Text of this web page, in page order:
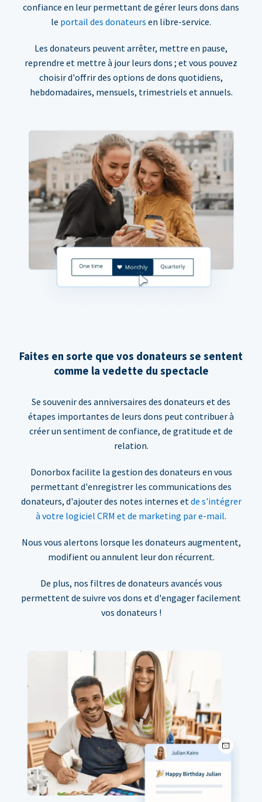
confiance en leur permettant de gérer leurs dons dans
le portail des donateurs en libre-service.
Les donateurs peuvent arrêter, mettre en pause,
reprendre et mettre à jour leurs dons ; et vous pouvez
choisir d'offrir des options de dons quotidiens,
hebdomadaires, mensuels, trimestriels et annuels.
Faites en sorte que vos donateurs se sentent
comme la vedette du spectacle
Se souvenir des anniversaires des donateurs et des
étapes importantes de leurs dons peut contribuer à
créer un sentiment de confiance, de gratitude et de
relation.
Donorbox facilite la gestion des donateurs en vous
permettant d'enregistrer les communications des
donateurs, d'ajouter des notes internes etde s'intégrer
à votre logiciel CRM et de marketing par e-mail.
Nous vous alertons lorsque les donateurs augmentent,
modifient ou annulent leur don récurrent.
De plus, nos filtres de donateurs avancés vous
permettent de suivre vos dons et d'engager facilement
vos donateurs !